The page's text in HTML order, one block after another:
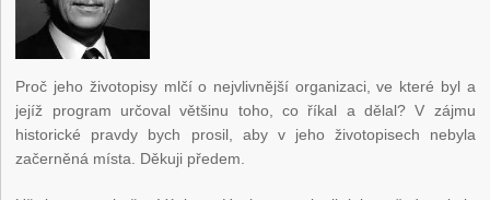
Proč jeho životopisy mlčí o nejvlivnější organizaci, ve které byl a
jejíž program určoval většinu toho, co říkal a dělal? V zájmu
historické pravdy bych prosil, aby v jeho životopisech nebyla
začerněná místa. Děkuji předem.